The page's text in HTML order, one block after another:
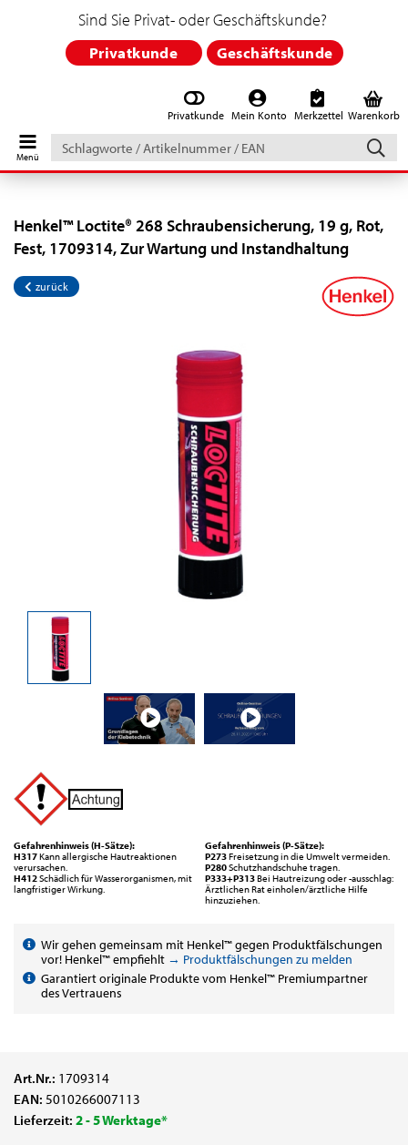
Privatkunde Mein Konto Merkzettel Warenkorb
Schlagworte
/
Artikelnummer
EAN
Sind Sie Privat- oder Geschäftskunde?
Privatkunde Geschäftskunde
Henkel™ Loctite® 268 Schraubensicherung, 19 g, Rot,
Fest, 1709314, Zur Wartung und Instandhaltung
zurück
Gefahrenhinweis (H-Sätze):
H317Kann allergische Hautreaktionen
verursachen.
H412Schädlich für Wasserorganismen, mit
langfristiger Wirkung.
Gefahrenhinweis (P-Sätze):
P273Freisetzung in die Umwelt vermeiden.
P280Schutzhandschuhe tragen.
P333+P313Bei Hautreizung oder -ausschlag:
Ärztlichen Rat einholen/ärztliche Hilfe
hinzuziehen.
Wir gehen gemeinsam mit Henkel™ gegen Produktfälschungen
vor! Henkel™ empfiehlt → Produktfälschungen zu melden
Garantiert originale Produkte vom Henkel™ Premiumpartner
des Vertrauens
Art.Nr.: 1709314
EAN: 5010266007113
Lieferzeit: 2 - 5 Werktage*